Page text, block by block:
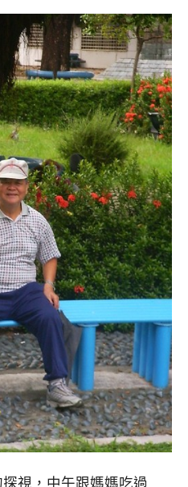
視，中午跟媽媽吃過